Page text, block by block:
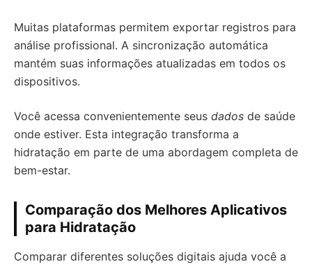
Muitas plataformas permitem exportar registros para
análise profissional. A sincronização automática
mantém suas informações atualizadas em todos os
dispositivos.
Você acessa convenientemente seus dados de saúde
onde estiver. Esta integração transforma a
hidratação em parte de uma abordagem completa de
bem-estar.
Comparação dos Melhores Aplicativos
para Hidratação
Comparar diferentes soluções digitais ajuda você a